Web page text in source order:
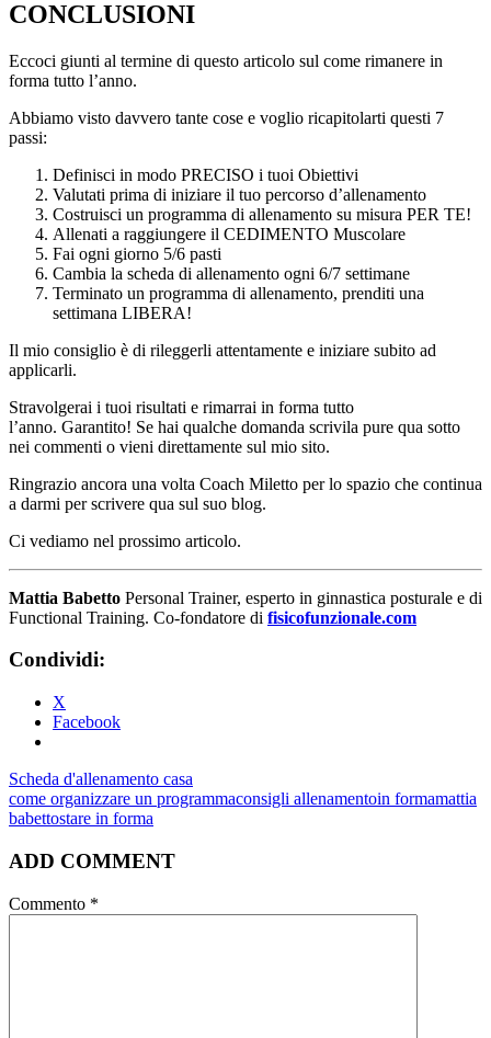
CONCLUSIONI
Eccoci giunti al termine di questo articolo sul come rimanere in
forma tutto l’anno.
Abbiamo visto davvero tante cose e voglio ricapitolarti questi 7
passi:
Definisci in modo PRECISO i tuoi Obiettivi
Valutati prima di iniziare il tuo percorso d’allenamento
Costruisci un programma di allenamento su misura PER TE!
Allenati a raggiungere il CEDIMENTO Muscolare
Fai ogni giorno 5/6 pasti
Cambia la scheda di allenamento ogni 6/7 settimane
Terminato un programma di allenamento, prenditi una
settimana LIBERA!
Il mio consiglio è di rileggerli attentamente e iniziare subito ad
applicarli.
Stravolgerai i tuoi risultati e rimarrai in forma tutto
l’anno. Garantito! Se hai qualche domanda scrivila pure qua sotto
nei commenti o vieni direttamente sul mio sito.
Ringrazio ancora una volta Coach Miletto per lo spazio che continua
a darmi per scrivere qua sul suo blog.
Ci vediamo nel prossimo articolo.
Mattia Babetto Personal Trainer, esperto in ginnastica posturale e di
Functional Training. Co-fondatore di fisicofunzionale.com
Condividi:
X
Facebook
Scheda d'allenamento casa
come organizzare un programmaconsigli allenamentoin formamattia
babettostare in forma
ADD COMMENT
Commento *